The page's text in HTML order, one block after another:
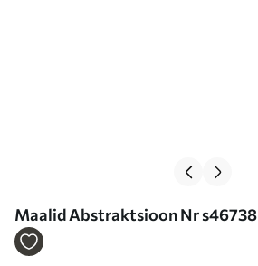
Maalid Abstraktsioon Nr s46738